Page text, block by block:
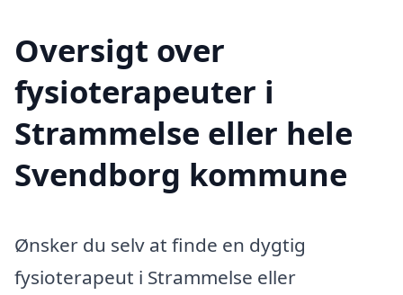
Oversigt over
fysioterapeuter i
Strammelse eller hele
Svendborg kommune
Ønsker du selv at finde en dygtig
fysioterapeut i Strammelse eller